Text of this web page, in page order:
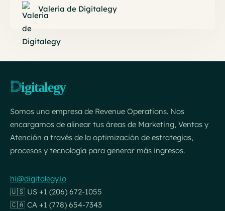
Valeria de Digitalegy
Somos una empresa de Revenue Operations. Nos
encargamos de alinear tus áreas de Marketing, Ventas y
Atención a través de la optimización de estrategias,
procesos y tecnología para generar más ingresos.
hi@digitalegy.io
🇺🇸 US +1 (206) 672-1055
🇨🇦 CA +1 (778) 654-7343